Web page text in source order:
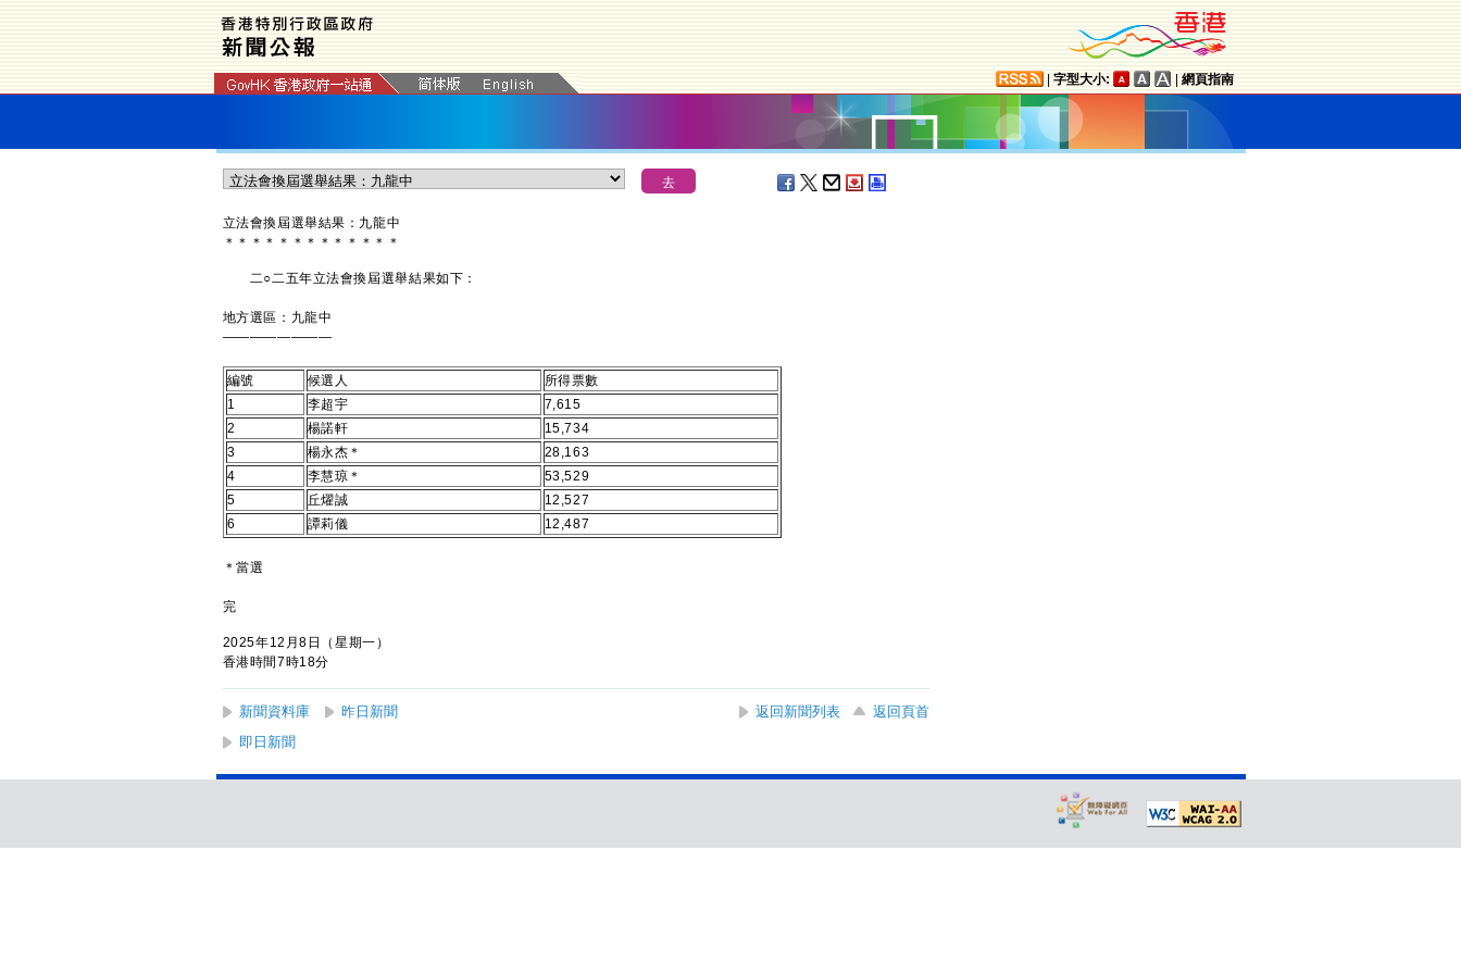
字型大小: 網頁指南
立法會換屆選舉結果：九龍中
＊ ＊ ＊ ＊ ＊ ＊ ＊ ＊ ＊ ＊ ＊ ＊ ＊
二○二五年立法會換屆選舉結果如下：
地方選區：九龍中
————————
編號 候選人
所得票數
1
李超宇
7,615
2
楊諾軒
15,734
3
楊永杰＊
28,163
4
李慧琼＊
53,529
5
丘燿誠
12,527
6
譚莉儀 12,487
＊當選
完
2025年12月8日（星期一）
香港時間7時18分
新聞資料庫 昨日新聞 返回新聞列表
返回頁首
即日新聞